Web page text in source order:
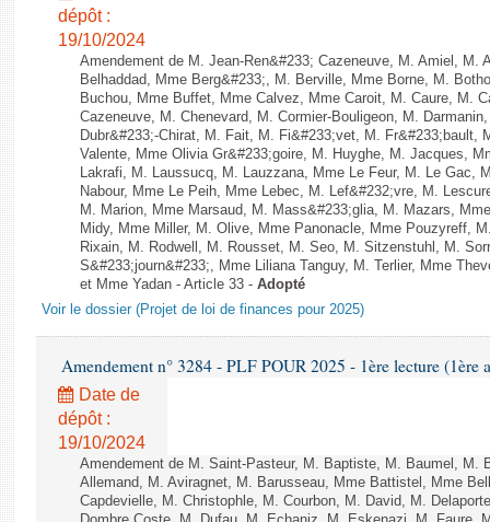
dépôt :
19/10/2024
Amendement de M. Jean-Ren&#233; Cazeneuve, M. Amiel, M.
Belhaddad, Mme Berg&#233;, M. Berville, Mme Borne, M.
Buchou, Mme Buffet, Mme Calvez, Mme Caroit, M. Caure, M.
Cazeneuve, M. Chenevard, M. Cormier-Bouligeon, M.
Dubr&#233;-Chirat, M. Fait, M. Fi&#233;vet, M. Fr&#233;bault,
Valente, Mme Olivia Gr&#233;goire, M. Huyghe, M. Jacques,
Lakrafi, M. Laussucq, M. Lauzzana, Mme Le Feur, M. Le Gac,
Nabour, Mme Le Peih, Mme Lebec, M. Lef&#232;vre, M.
M. Marion, Mme Marsaud, M. Mass&#233;glia, M. Mazars,
Midy, Mme Miller, M. Olive, Mme Panonacle, Mme Pouzyreff,
Rixain, M. Rodwell, M. Rousset, M. Seo, M. Sitzenstuhl, M.
S&#233;journ&#233;, Mme Liliana Tanguy, M. Terlier, Mme
et Mme Yadan - Article 33 - Adopté
Voir le dossier (Projet de loi de finances pour 2025)
Amendement n° 3284 - PLF POUR 2025 - 1ère lecture (1ère
Date de
dépôt :
19/10/2024
Amendement de M. Saint-Pasteur, M. Baptiste, M. Baumel, M.
Allemand, M. Aviragnet, M. Barusseau, Mme Battistel, Mme
Capdevielle, M. Christophle, M. Courbon, M. David, M.